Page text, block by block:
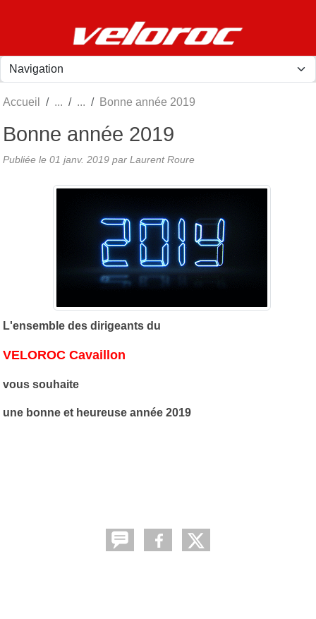
Accueil Bonne année 2019
Bonne année 2019
Publiée le 01 janv. 2019 par Laurent Roure
L'ensemble des dirigeants du
VELOROC Cavaillon
vous souhaite
une bonne et heureuse année 2019